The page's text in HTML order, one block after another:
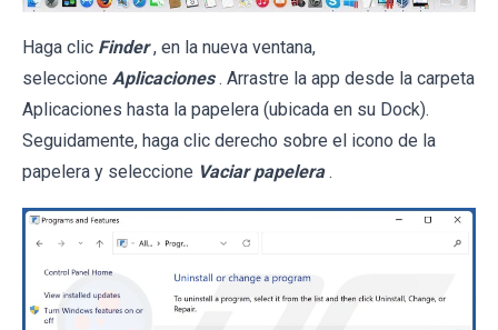
Haga clic Finder , en la nueva ventana,
seleccione Aplicaciones . Arrastre la app desde la carpeta
Aplicaciones hasta la papelera (ubicada en su Dock).
Seguidamente, haga clic derecho sobre el icono de la
papelera y seleccione Vaciar papelera .